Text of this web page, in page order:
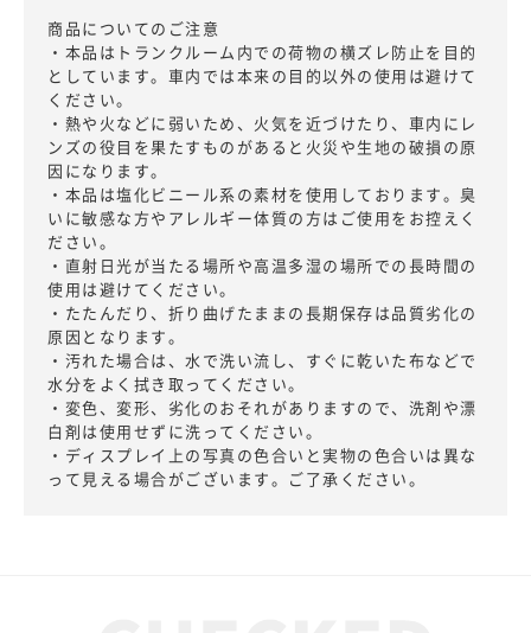
商品についてのご注意
・本品はトランクルーム内での荷物の横ズレ防止を目的
としています。車内では本来の目的以外の使用は避けて
ください。
・熱や火などに弱いため、火気を近づけたり、車内にレ
ンズの役目を果たすものがあると火災や生地の破損の原
因になります。
・本品は塩化ビニール系の素材を使用しております。臭
いに敏感な方やアレルギー体質の方はご使用をお控えく
ださい。
・直射日光が当たる場所や高温多湿の場所での長時間の
使用は避けてください。
・たたんだり、折り曲げたままの長期保存は品質劣化の
原因となります。
・汚れた場合は、水で洗い流し、すぐに乾いた布などで
水分をよく拭き取ってください。
・変色、変形、劣化のおそれがありますので、洗剤や漂
白剤は使用せずに洗ってください。
・ディスプレイ上の写真の色合いと実物の色合いは異な
って見える場合がございます。ご了承ください。